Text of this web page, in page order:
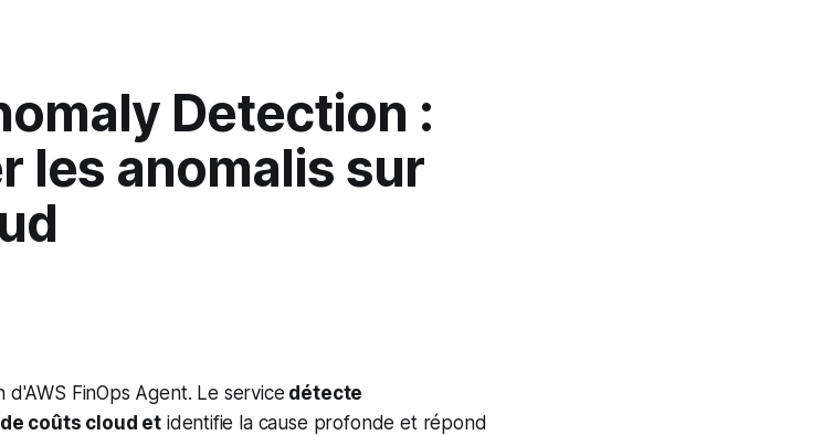
Detection :
les anomalis sur
FinOps Agent. Le service détecte
coûts cloud et identifie la cause profonde et répond